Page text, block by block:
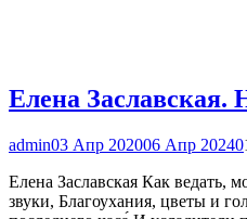
Елена Заславская.
admin03 Апр 202006 Апр 20240
Елена Заславская Как ведать,
звуки, Благоухания, цветы и